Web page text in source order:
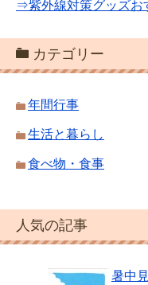
⇒紫外線対策グッズお
カテゴリー
年間行事
生活と暮らし
食べ物・食事
人気の記事
暑中